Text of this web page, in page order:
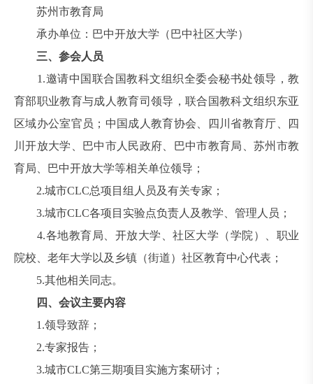
苏州市教育局
承办单位：巴中开放大学（巴中社区大学）
三、参会人员
1.邀请中国联合国教科文组织全委会秘书处领导，教
育部职业教育与成人教育司领导，联合国教科文组织东亚
区域办公室官员；中国成人教育协会、四川省教育厅、四
川开放大学、巴中市人民政府、巴中市教育局、苏州市教
育局、巴中开放大学等相关单位领导；
2.城市CLC总项目组人员及有关专家；
3.城市CLC各项目实验点负责人及教学、管理人员；
4.各地教育局、开放大学、社区大学（学院）、职业
院校、老年大学以及乡镇（街道）社区教育中心代表；
5.其他相关同志。
四、会议主要内容
1.领导致辞；
2.专家报告；
3.城市CLC第三期项目实施方案研讨；